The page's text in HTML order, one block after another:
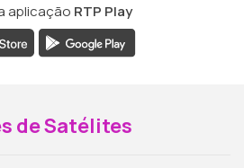
aplicação RTP Play
de Satélites